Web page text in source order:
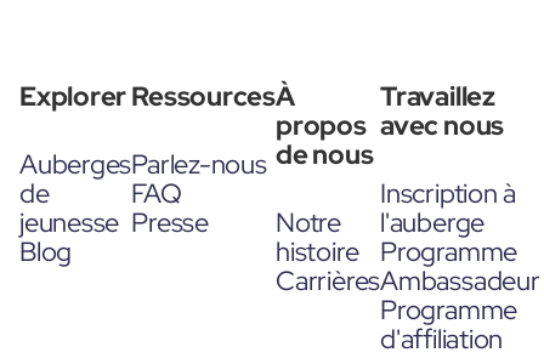
Explorer
Auberges
de
jeunesse
Blog
Ressources
Parlez-nous
FAQ
Presse
À
propos
de nous
Notre
histoire
Carrières
Travaillez
avec nous
Inscription à
l'auberge
Programme
Ambassadeur
Programme
d'affiliation